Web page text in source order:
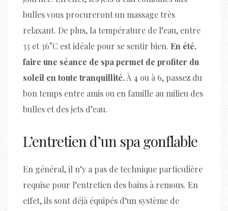
bulles vous procureront un massage très
relaxant. De plus, la température de l’eau, entre
33 et 36°C est idéale pour se sentir bien. En été,
faire une séance de spa permet de profiter du
soleil en toute tranquillité.À 4 ou à 6, passez du
bon temps entre amis ou en famille au milieu des
bulles et des jets d’eau.
L’entretien d’un spa gonflable
En général, il n’y a pas de technique particulière
requise pour l’entretien des bains à remous. En
effet, ils sont déjà équipés d’un système de